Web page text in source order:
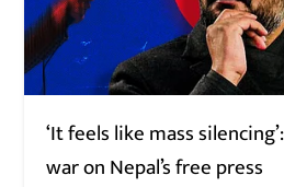
‘It feels like mass
war on Nepal’s free press